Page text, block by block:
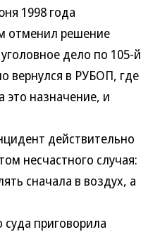
1998 года
отменил решение
дело по 105-й
вернулся в РУБОП, где
это назначение, и
действительно
несчастного случая:
сначала в воздух, а
приговорила